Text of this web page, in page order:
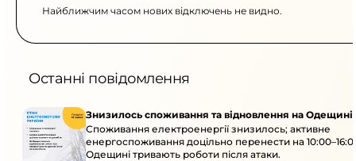
Найближчим часом нових відключень не видно.
Останні повідомлення
Знизилось споживання та відновлення на Одещині
Споживання електроенергії знизилось; активне
енергоспоживання доцільно перенести на
Одещині тривають роботи після атаки.